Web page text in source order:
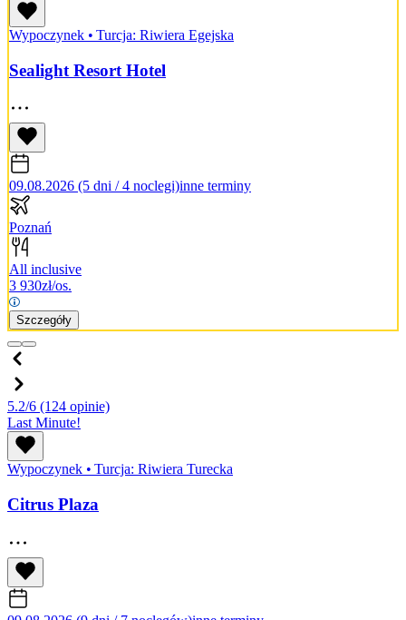
Wypoczynek • Turcja: Riwiera Egejska
Sealight Resort Hotel
09.08.2026 (5 dni / 4 noclegi)inne terminy
Poznań
All inclusive
3 930zł/os.
Szczegóły
5.2/6 (124 opinie)
Last Minute!
Wypoczynek • Turcja: Riwiera Turecka
Citrus Plaza